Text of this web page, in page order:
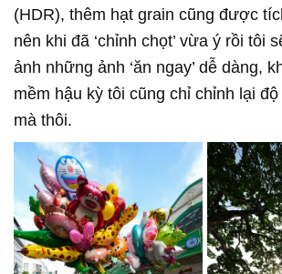
(HDR), thêm hạt grain cũng được
nên khi đã ‘chỉnh chọt’ vừa ý rồi tôi
ảnh những ảnh ‘ăn ngay’ dễ dàng,
mềm hậu kỳ tôi cũng chỉ chỉnh lại
mà thôi.